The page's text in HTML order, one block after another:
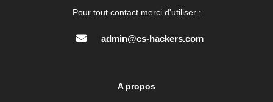
Pour tout contact merci d'utiliser :
admin@cs-hackers.com
A propos